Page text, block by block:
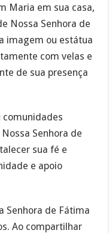
Maria em sua casa,
Nossa Senhora de
imagem ou estátua
com velas e
de sua presença
comunidades
Senhora de
sua fé e
e apoio
Senhora de Fátima
Ao compartilhar